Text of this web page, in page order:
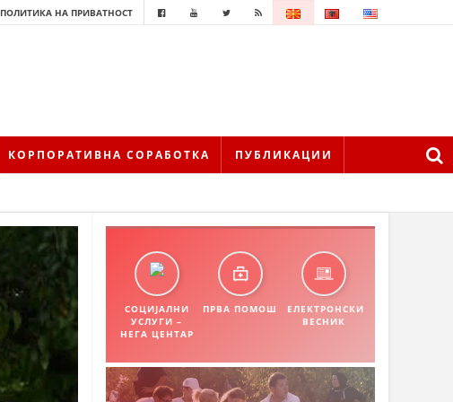
ПОЛИТИКА НА ПРИВАТНОСТ
КОРПОРАТИВНА СОРАБОТКА ПУБЛИКАЦИИ
СОЦИЈАЛНИ
УСЛУГИ –
НЕГА ЦЕНТАР
ПРВА ПОМОШ
ЕЛЕКТРОНСКИ
ВЕСНИК